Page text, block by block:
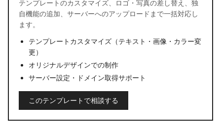
テンプレートのカスタマイズ、ロゴ・写真の差し替え、独
自機能の追加、サーバーへのアップロードまで一括対応し
ます。
テンプレートカスタマイズ（テキスト・画像・カラー変
更）
オリジナルデザインでの制作
サーバー設定・ドメイン取得サポート
このテンプレートで相談する